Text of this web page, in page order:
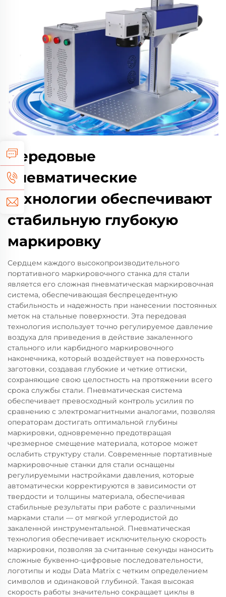
Передовые
пневматические
технологии обеспечивают
стабильную глубокую
маркировку
Сердцем каждого высокопроизводительного
портативного маркировочного станка для стали
является его сложная пневматическая маркировочная
система, обеспечивающая беспрецедентную
стабильность и надежность при нанесении постоянных
меток на стальные поверхности. Эта передовая
технология использует точно регулируемое давление
воздуха для приведения в действие закаленного
стального или карбидного маркировочного
наконечника, который воздействует на поверхность
заготовки, создавая глубокие и четкие оттиски,
сохраняющие свою целостность на протяжении всего
срока службы стали. Пневматическая система
обеспечивает превосходный контроль усилия по
сравнению с электромагнитными аналогами, позволяя
операторам достигать оптимальной глубины
маркировки, одновременно предотвращая
чрезмерное смещение материала, которое может
ослабить структуру стали. Современные портативные
маркировочные станки для стали оснащены
регулируемыми настройками давления, которые
автоматически корректируются в зависимости от
твердости и толщины материала, обеспечивая
стабильные результаты при работе с различными
марками стали — от мягкой углеродистой до
закаленной инструментальной. Пневматическая
технология обеспечивает исключительную скорость
маркировки, позволяя за считанные секунды наносить
сложные буквенно-цифровые последовательности,
логотипы и коды Data Matrix с четким определением
символов и одинаковой глубиной. Такая высокая
скорость работы значительно сокращает циклы в